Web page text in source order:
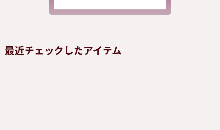
最近チェックしたアイテム